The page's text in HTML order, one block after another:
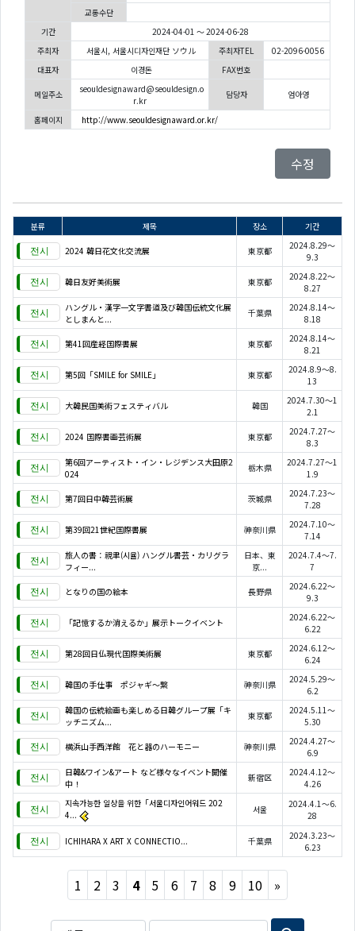
교통수단
기간
2024-04-01 ～ 2024-06-28
주최자
서울시, 서울시디자인재단 ソウル 주최자TEL
02-2096-0056
대표자
이경돈 FAX번호
메일주소
seouldesignaward@seouldesign.o
r.kr
담당자 엄아영
홈페이지 http://www.seouldesignaward.or.kr/
수정
분류 제목 장소 기간
2024 韓日花文化交流展 東京都
2024.8.29～
9.3
韓日友好美術展 東京都
2024.8.22～
8.27
ハングル・漢字一文字書道及び韓国伝統文化展
としまんと...
千葉県
2024.8.14～
8.18
第41回産経国際書展 東京都
2024.8.14～
8.21
第5回「SMILE for SMILE」 東京都
2024.8.9～8.
13
大韓民国美術フェスティバル 韓国
2024.7.30～1
2.1
2024 国際書画芸術展 東京都
2024.7.27～
8.3
第6回アーティスト・イン・レジデンス大田原2
024
栃木県
2024.7.27～1
1.9
第7回日中韓芸術展 茨城県
2024.7.23～
7.28
第39回21世紀国際書展 神奈川県
2024.7.10～
7.14
旅人の書：視聿(시율) ハングル書芸・カリグラ
フィー...
日本、東
京...
2024.7.4～7.
7
となりの国の絵本 長野県
2024.6.22～
9.3
「記憶するか消えるか」展示トークイベント
2024.6.22～
6.22
第28回日仏現代国際美術展 東京都
2024.6.12～
6.24
韓国の手仕事 ポジャギ～繋 神奈川県
2024.5.29～
6.2
韓国の伝統絵画も楽しめる日韓グループ展「キ
ッチニズム...
東京都
2024.5.11～
5.30
横浜山手西洋館 花と器のハーモニー 神奈川県
2024.4.27～
6.9
日韓&ワイン&アート など様々なイベント開催
中！
新宿区
2024.4.12～
4.26
지속가능한 일상을 위한「서울디자인어워드 202
4...
서울
2024.4.1～6.
28
ICHIHARA X ART X CONNECTIO... 千葉県
2024.3.23～
6.23
1 2 3 4 5 6 7 8 9 10 »